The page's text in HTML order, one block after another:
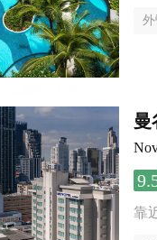
曼
靠